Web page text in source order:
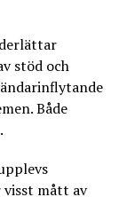
stöd och
Både
visst mått av